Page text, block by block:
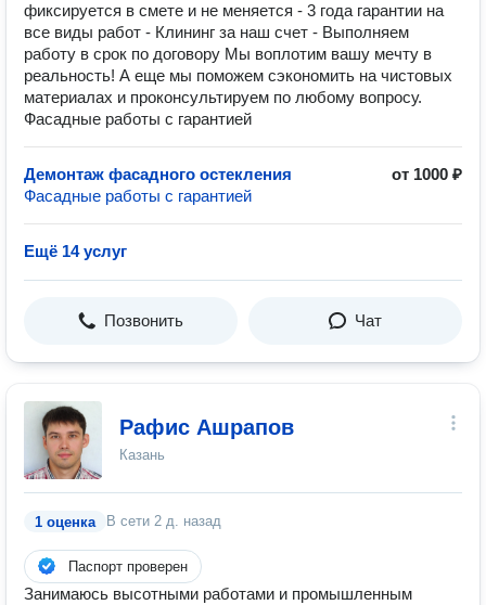
фиксируется в смете и не меняется - 3 года гарантии на
все виды работ - Клининг за наш счет - Выполняем
работу в срок по договору Мы воплотим вашу мечту в
реальность! А еще мы поможем сэкономить на чистовых
материалах и проконсультируем по любому вопросу.
Фасадные работы с гарантией
Демонтаж фасадного остекления
от 1000 ₽
Фасадные работы с гарантией
Ещё 14 услуг
Позвонить Чат
Рафис Ашрапов
Казань
1 оценка В сети 2 д. назад
Паспорт проверен
Занимаюсь высотными работами и промышленным